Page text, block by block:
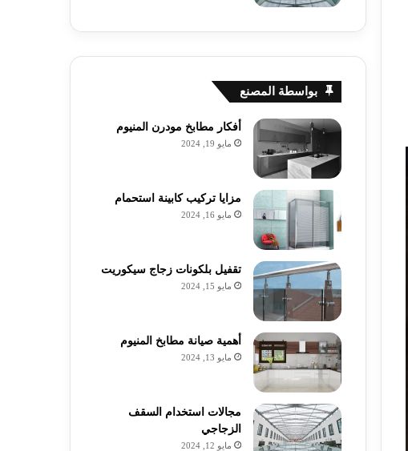
بواسطة المصنع
أفكار مطابخ مودرن المنيوم
مايو 19, 2024
مزايا تركيب كابينة استحمام
مايو 16, 2024
تقفيل بلكونات زجاج سيكوريت
مايو 15, 2024
أهمية صيانة مطابخ المنيوم
مايو 13, 2024
مجالات استخدام السقف
الزجاجي
مايو 12, 2024